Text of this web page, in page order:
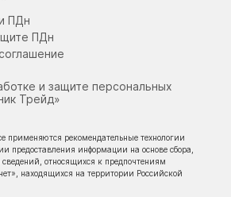
ПДн
ПДн
и защите персональных
Трейд»
применяются рекомендательные технологии
предоставления информации на основе сбора,
относящихся к предпочтениям
находящихся на территории Российской